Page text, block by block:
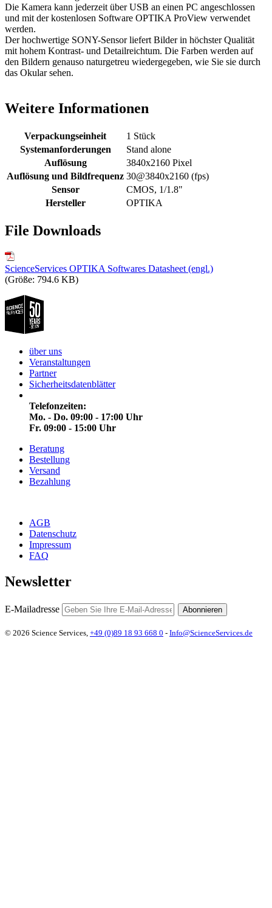
Die Kamera kann jederzeit über USB an einen PC angeschlossen
und mit der kostenlosen Software OPTIKA ProView verwendet
werden.
Der hochwertige SONY-Sensor liefert Bilder in höchster Qualität
mit hohem Kontrast- und Detailreichtum. Die Farben werden auf
den Bildern genauso naturgetreu wiedergegeben, wie Sie sie durch
das Okular sehen.
Weitere Informationen
Verpackungseinheit
1 Stück
Systemanforderungen
Stand alone
Auflösung
3840x2160 Pixel
Auflösung und Bildfrequenz 30@3840x2160 (fps)
Sensor
CMOS, 1/1.8"
Hersteller
OPTIKA
File Downloads
ScienceServices OPTIKA Softwares Datasheet (engl.)
(Größe: 794.6 KB)
über uns
Veranstaltungen
Partner
Sicherheitsdatenblätter
Telefonzeiten:
Mo. - Do. 09:00 - 17:00 Uhr
Fr. 09:00 - 15:00 Uhr
Beratung
Bestellung
Versand
Bezahlung
AGB
Datenschutz
Impressum
FAQ
Newsletter
E-Mailadresse Abonnieren
© 2026 Science Services, +49 (0)89 18 93 668 0 - Info@ScienceServices.de